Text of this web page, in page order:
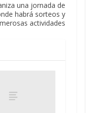
una jornada de
habrá sorteos y
actividades